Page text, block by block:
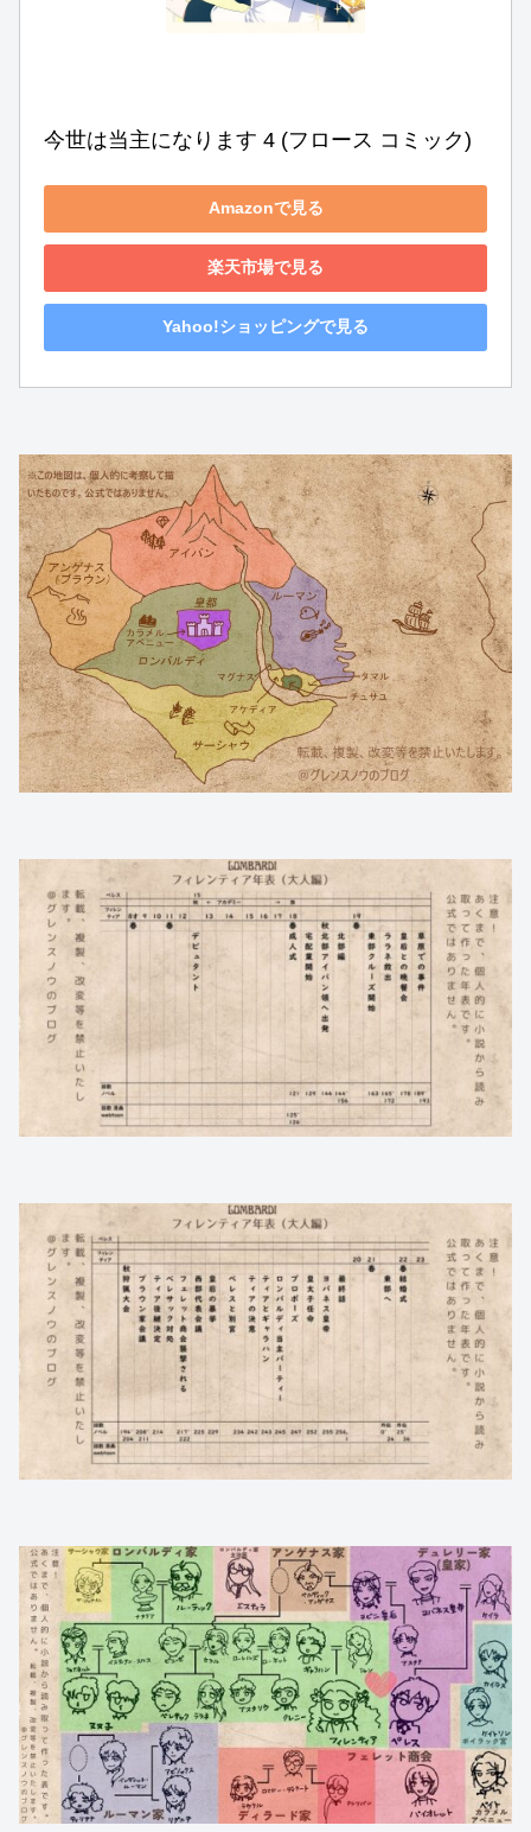
今世は当主になります 4 (フロース コミック)
Amazonで見る
楽天市場で見る
Yahoo!ショッピングで見る